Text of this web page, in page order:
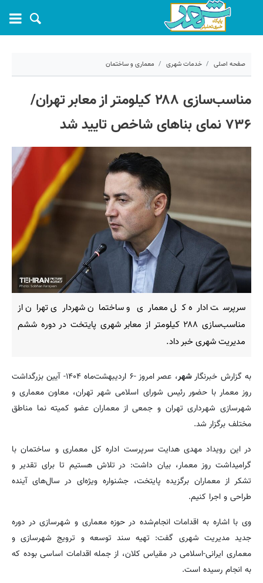
صفحه اصلی خدمات شهری معماری و ساختمان
مناسب‌سازی ۲۸۸ کیلومتر از معابر تهران/
۷۳۶ نمای بناهای شاخص تایید شد
سرپرست اداره کل معماری و ساختمان شهرداری تهران از
مناسب‌سازی ۲۸۸ کیلومتر از معابر شهری پایتخت در دوره ششم
مدیریت شهری خبر داد.
به گزارش خبرنگارشهر
، عصر امروز -۶ اردیبهشت‌ماه ۱۴۰۴- آیین بزرگداشت
روز معمار با حضور رئیس شورای اسلامی شهر تهران، معاون معماری و
شهرسازی شهرداری تهران و جمعی از معماران عضو کمیته نما مناطق
مختلف برگزار شد.
در این رویداد مهدی هدایت سرپرست اداره کل معماری و ساختمان با
گرامیداشت روز معمار، بیان داشت: در تلاش هستیم تا برای تقدیر و
تشکر از معماران برگزیده پایتخت، جشنواره ویژه‌ای در سال‌های آینده
طراحی و اجرا کنیم.
وی با اشاره به اقدامات انجام‌شده در حوزه معماری و شهرسازی در دوره
جدید مدیریت شهری گفت: تهیه سند توسعه و ترویج شهرسازی و
معماری ایرانی-اسلامی در مقیاس کلان، از جمله اقدامات اساسی بوده که
به انجام رسیده است.